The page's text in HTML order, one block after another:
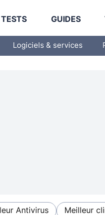
TESTS GUIDES
Logiciels & services
Antivirus Meilleur